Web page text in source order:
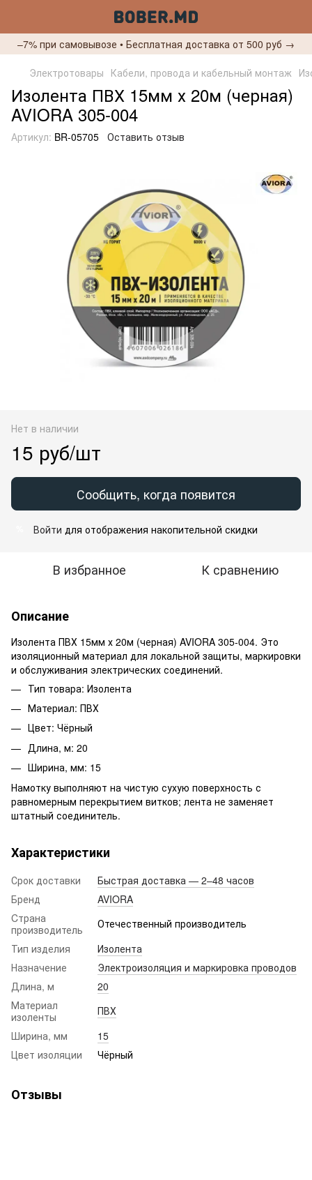
–7% при самовывозе • Бесплатная доставка от 500 руб →
Электротовары Кабели, провода и кабельный монтаж
Изолента ПВХ 15мм х 20м (черная)
AVIORA 305-004
Артикул: BR-05705 Оставить отзыв
Нет в наличии
15 руб/шт
Сообщить, когда появится
Войти для отображения накопительной скидки
В избранное К сравнению
Описание
Изолента ПВХ 15мм х 20м (черная) AVIORA 305-004. Это
изоляционный материал для локальной защиты, маркировки
и обслуживания электрических соединений.
Тип товара: Изолента
Материал: ПВХ
Цвет: Чёрный
Длина, м: 20
Ширина, мм: 15
Намотку выполняют на чистую сухую поверхность с
равномерным перекрытием витков; лента не заменяет
штатный соединитель.
Характеристики
Срок доставки
Быстрая доставка — 2–48 часов
Бренд
AVIORA
Cтрана
производитель
Отечественный производитель
Тип изделия
Изолента
Назначение
Электроизоляция и маркировка проводов
Длина, м
20
Материал
изоленты
ПВХ
Ширина, мм
15
Цвет изоляции
Чёрный
Отзывы